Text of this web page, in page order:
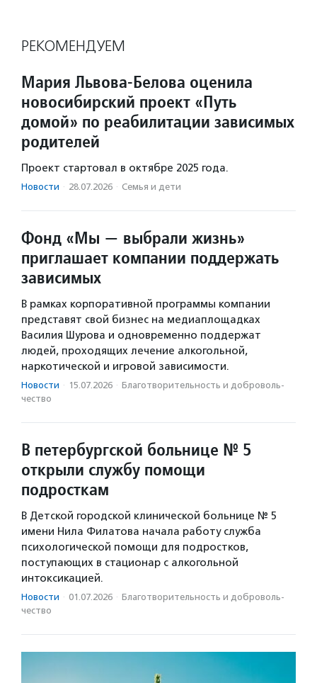
РЕКОМЕНДУЕМ
Мария Львова-Белова оценила
новосибирский проект «Путь
домой» по реабилитации зависимых
родителей
Проект стартовал в октябре 2025 года.
Новости · 28.07.2026 · Семья и дети
Фонд «Мы — выбрали жизнь»
приглашает компании поддержать
зависимых
В рамках корпоративной программы компании
представят свой бизнес на медиаплощадках
Василия Шурова и одновременно поддержат
людей, проходящих лечение алкогольной,
наркотической и игровой зависимости.
Новости · 15.07.2026 · Благотвори­тель­ность и доброволь­
чест­во
В петербургской больнице № 5
открыли службу помощи
подросткам
В Детской городской клинической больнице № 5
имени Нила Филатова начала работу служба
психологической помощи для подростков,
поступающих в стационар с алкогольной
интоксикацией.
Новости · 01.07.2026 · Благотвори­тель­ность и доброволь­
чест­во